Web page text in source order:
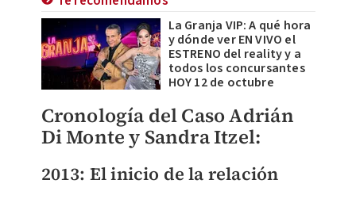
La Granja VIP: A qué hora
y dónde ver EN VIVO el
ESTRENO del reality y a
todos los concursantes
HOY 12 de octubre
Cronología del Caso Adrián
Di Monte y Sandra Itzel:
2013: El inicio de la relación